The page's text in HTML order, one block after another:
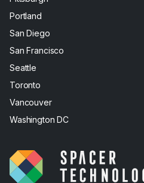
Portland
San Diego
San Francisco
Seattle
Toronto
Vancouver
Washington DC